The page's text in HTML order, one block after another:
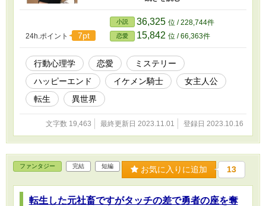
を亡き者にする計画かと思いきや、事態は一
転、王宮にはびこる陰謀を探り当ててしまう。
ミステリー＆ラブロマンス。※イラストはAIを
使用
24h.ポイント 7pt
小説 36,325 位 / 228,744件
恋愛 15,842 位 / 66,363件
行動心理学 恋愛
ミステリー
ハッピーエンド
イケメン騎士
女主人公
転生
異世界
文字数 19,463 最終更新日 2023.11.01 登録日 2023.10.16
ファンタジー 完結 短編 お気に入りに追加 13
転生した元社畜ですがタッチの差で勇者の座を奪